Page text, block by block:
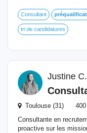
Consultant
tri de candidatures
Justine C.
Toulouse (31) 400
Consultante en
proactive sur les